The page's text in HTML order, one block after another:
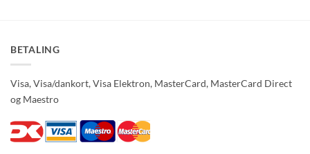
BETALING
Visa, Visa/dankort, Visa Elektron, MasterCard, MasterCard Direct
og Maestro